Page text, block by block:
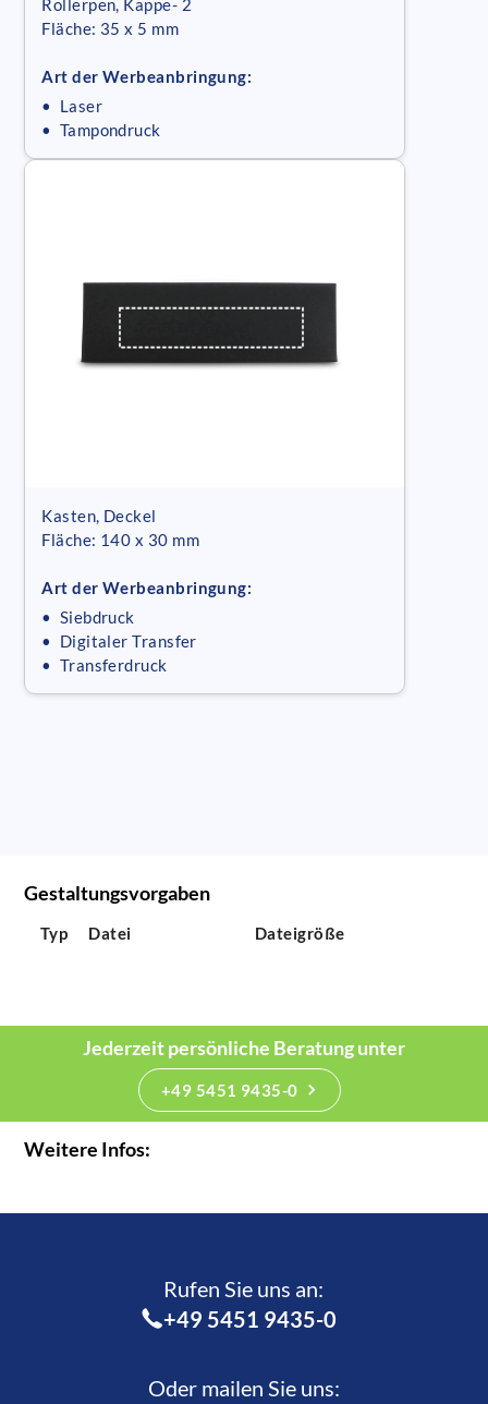
Rollerpen, Kappe- 2
Fläche: 35 x 5 mm
Art der Werbeanbringung:
• Laser
• Tampondruck
Kasten, Deckel
Fläche: 140 x 30 mm
Art der Werbeanbringung:
• Siebdruck
• Digitaler Transfer
• Transferdruck
Gestaltungsvorgaben
Typ Datei Dateigröße
Jederzeit persönliche Beratung unter
+49 5451 9435-0
Weitere Infos:
Rufen Sie uns an:­
+49 5451 9435-0
Oder mailen Sie uns: